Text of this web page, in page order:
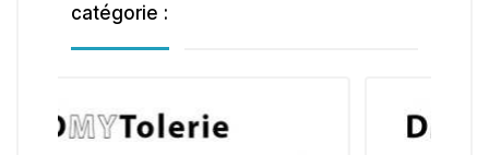
catégorie :